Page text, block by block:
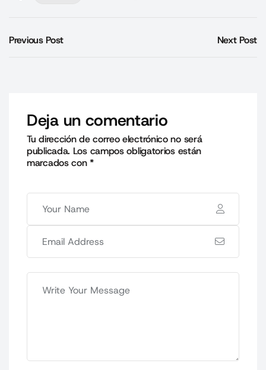
Previous Post Next Post
Deja un comentario
Tu dirección de correo electrónico no será
publicada. Los campos obligatorios están
marcados con*